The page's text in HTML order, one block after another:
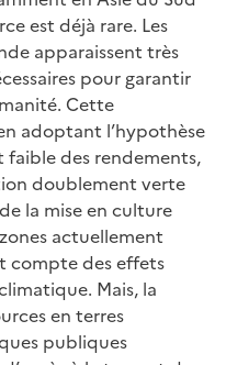
est déjà rare. Les
apparaissent très
pour garantir
Cette
adoptant l’hypothèse
faible des rendements,
doublement verte
la mise en culture
actuellement
compte des effets
Mais, la
en terres
publiques